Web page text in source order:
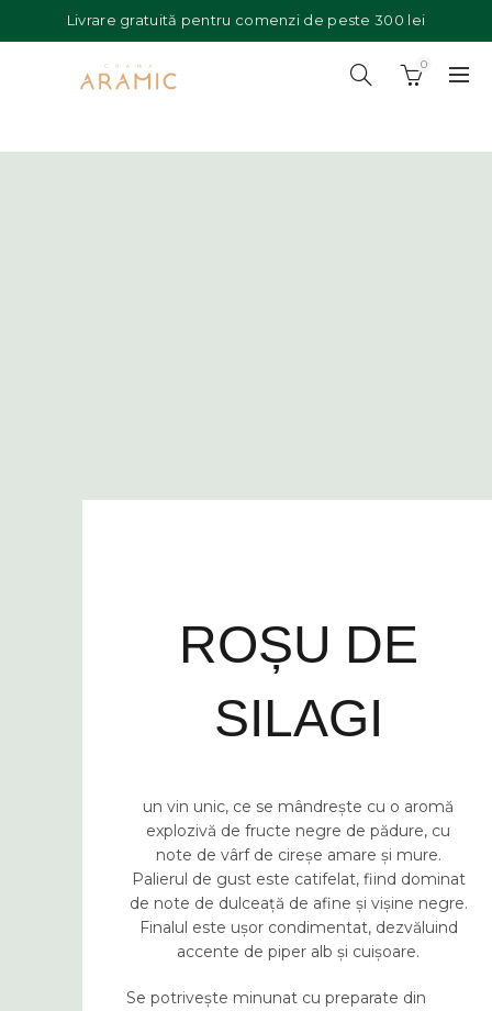
Livrare gratuită pentru comenzi de peste 300 lei
0
GAMA PREMIUM
ROȘU DE
SILAGI
un vin unic, ce se mândrește cu o aromă
explozivă de fructe negre de pădure, cu
note de vârf de cireșe amare și mure.
Palierul de gust este catifelat, fiind dominat
de note de dulceață de afine și vișine negre.
Finalul este ușor condimentat, dezvăluind
accente de piper alb și cuișoare.
Se potrivește minunat cu preparate din